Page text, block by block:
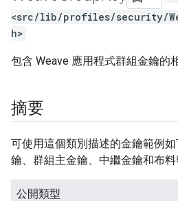
<src/lib/profiles/security/
h>
包含 Weave 應用程式群組金鑰的
摘要
可使用這個類別描述的金鑰範例
鑰、群組主金鑰、中繼金鑰和布料
公開類型